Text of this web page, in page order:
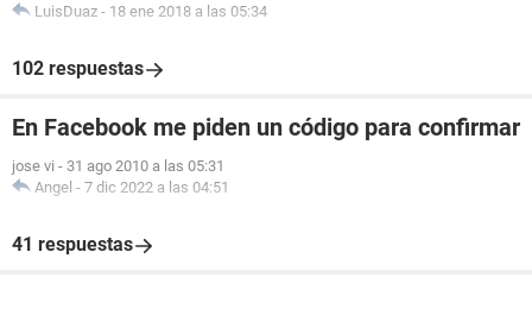
LuisDuaz - 18 ene 2018 a las 05:34
102 respuestas
En Facebook me piden un código para confirmar
jose vi - 31 ago 2010 a las 05:31
Angel - 7 dic 2022 a las 04:51
41 respuestas